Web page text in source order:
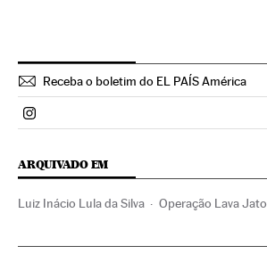
Receba o boletim do EL PAÍS América
Politica El País Brasil en Instagram
ARQUIVADO EM
Luiz Inácio Lula da Silva Operação Lava Jato